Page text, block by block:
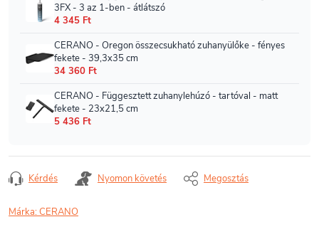
Kérdés Nyomon követés Megosztás
Márka:CERANO